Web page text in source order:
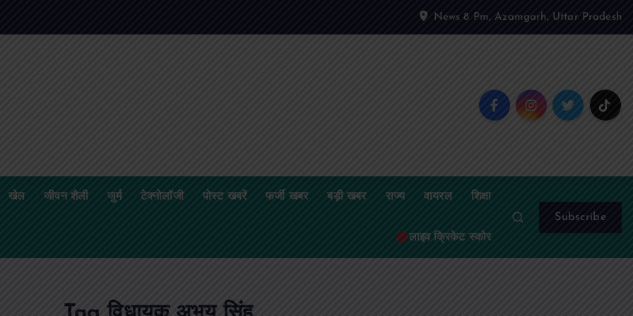
News 8 Pm, Azamgarh, Uttar Pradesh
खेल जीवन शैली जुर्म टेक्नोलॉजी पोस्ट खबरें फर्जी खबर बड़ी खबर राज्य वायरल शिक्षा
लाइव क्रिकेट स्कोर
Subscribe